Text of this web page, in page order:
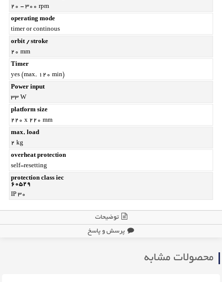
20 - 300 rpm
operating mode
timer or continous
orbit / stroke
۲۰ mm
Timer
yes (max. 120 min)
Power input
۳۳ W
platform size
220 x 220 mm
max. load
۲ kg
overheat protection
self-resetting
protection class iec
60529
IP 30
توضیحات
پرسش و پاسخ
محصولات مشابه